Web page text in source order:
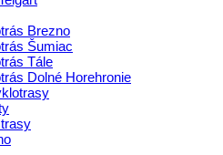
Brezno
Šumiac
Tále
Dolné Horehronie